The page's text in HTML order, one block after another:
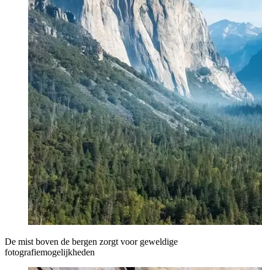
De mist boven de bergen zorgt voor geweldige
fotografiemogelijkheden